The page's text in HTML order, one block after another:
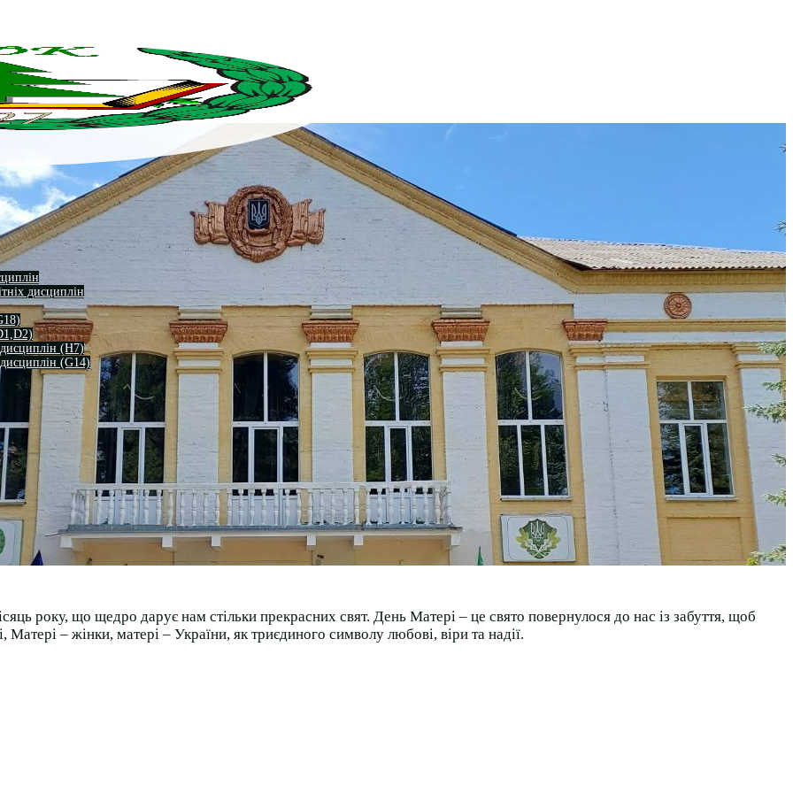
дисциплін
(H7)
(G14)
року, що щедро дарує нам стільки прекрасних свят. День Матері – це свято повернулося до нас із забуття, щоб
– жінки, матері – України, як триєдиного символу любові, віри та надії.